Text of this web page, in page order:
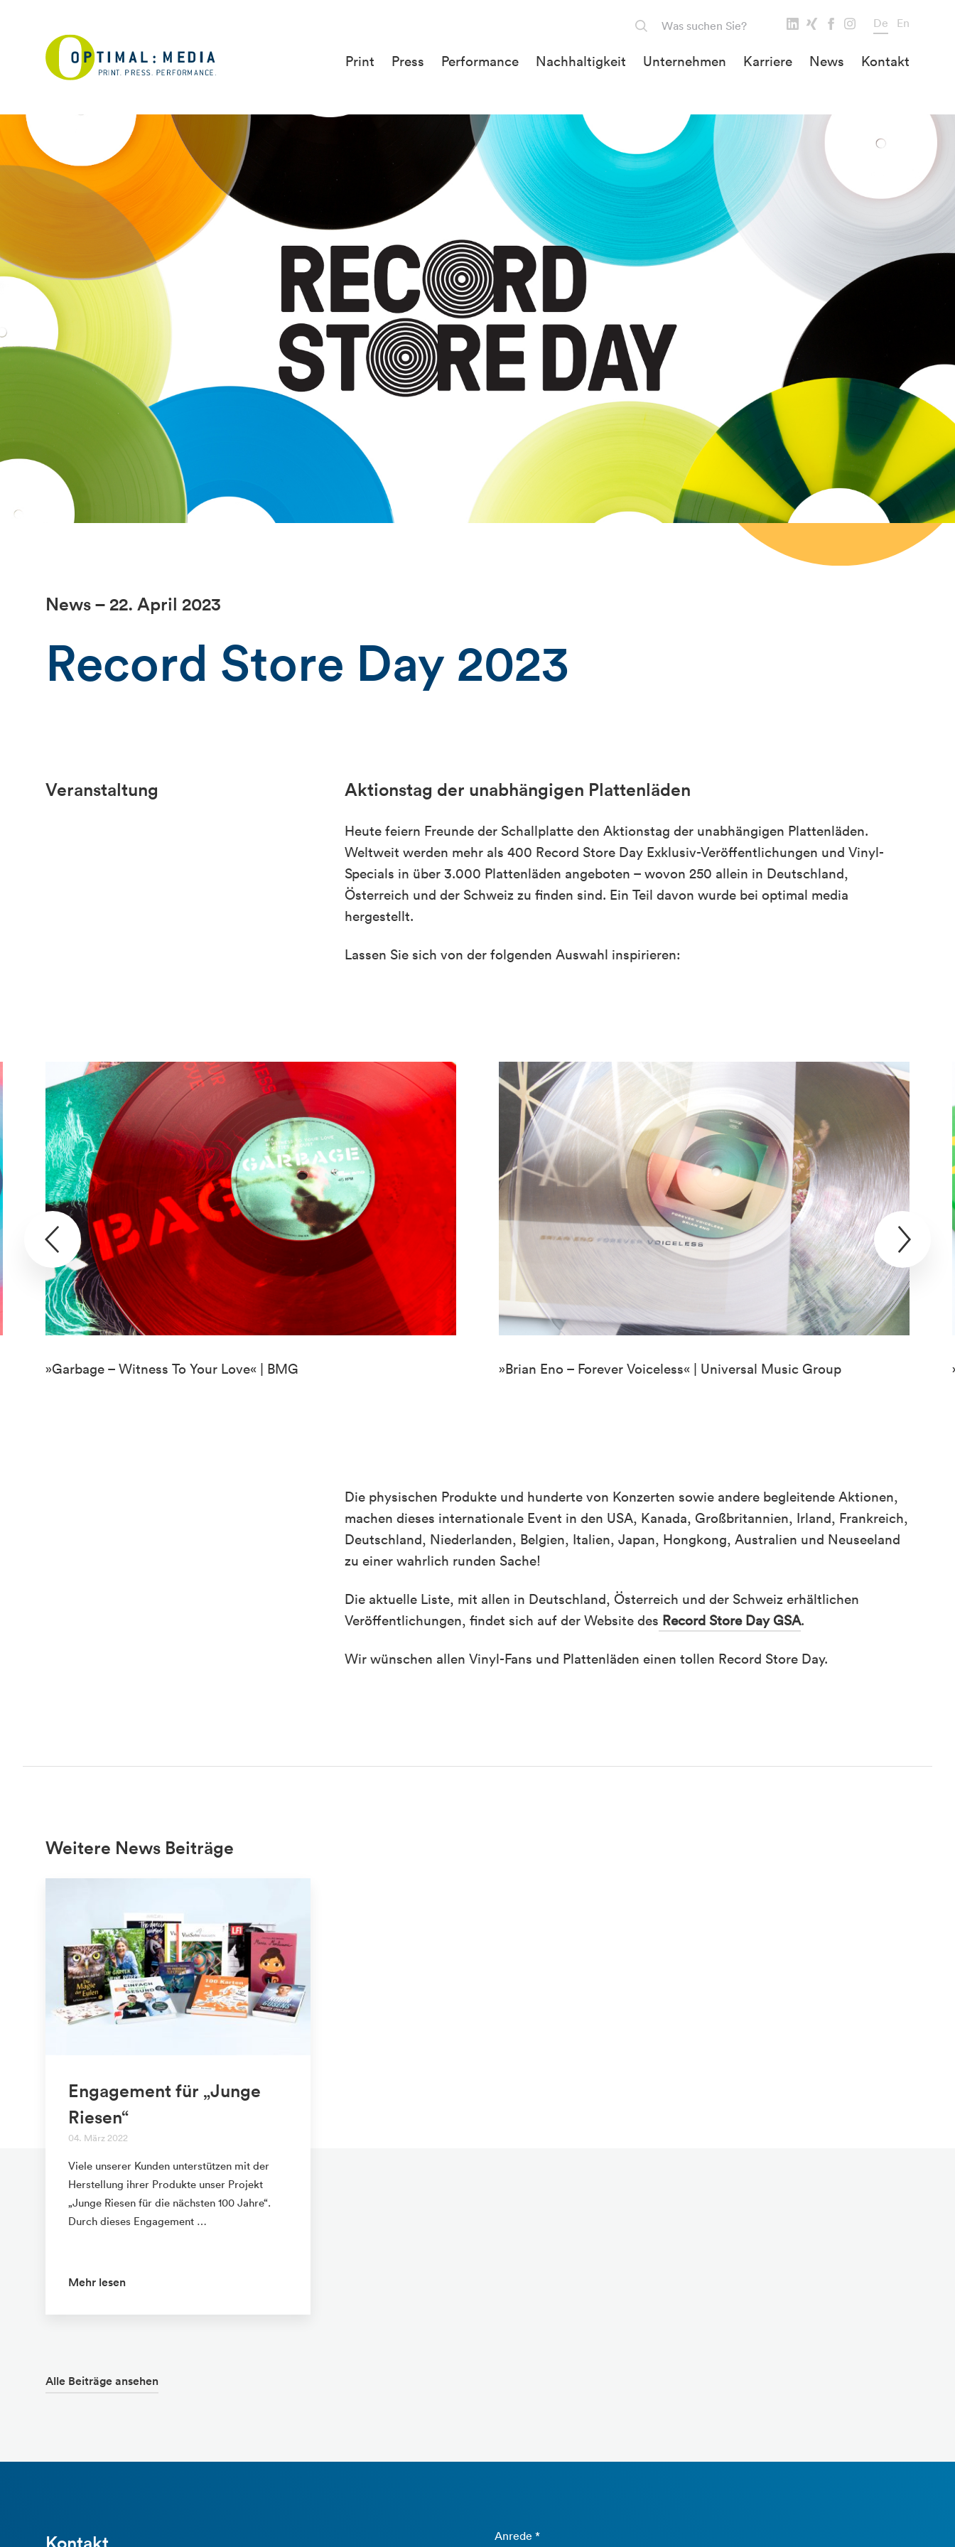
De En
Print Press Performance Nachhaltigkeit Unternehmen Karriere News Kontakt
News – 22. April 2023
Record Store Day 2023
Veranstaltung Aktionstag der unabhängigen Plattenläden
Heute feiern Freunde der Schallplatte den Aktionstag der unabhängigen Plattenläden.
Weltweit werden mehr als 400 Record Store Day Exklusiv-Veröffentlichungen und Vinyl-
Specials in über 3.000 Plattenläden angeboten – wovon 250 allein in Deutschland,
Österreich und der Schweiz zu finden sind. Ein Teil davon wurde bei optimal media
hergestellt.
Lassen Sie sich von der folgenden Auswahl inspirieren:
»Garbage – Witness To Your Love« | BMG »Brian Eno – Forever Voiceless« | Universal Music Group
Die physischen Produkte und hunderte von Konzerten sowie andere begleitende Aktionen,
machen dieses internationale Event in den USA, Kanada, Großbritannien, Irland, Frankreich,
Deutschland, Niederlanden, Belgien, Italien, Japan, Hongkong, Australien und Neuseeland
zu einer wahrlich runden Sache!
Die aktuelle Liste, mit allen in Deutschland, Österreich und der Schweiz erhältlichen
Veröffentlichungen, findet sich auf der Website des Record Store Day GSA.
Wir wünschen allen Vinyl-Fans und Plattenläden einen tollen Record Store Day.
Weitere News Beiträge
Engagement für „Junge
Riesen“
04. März 2022
Viele unserer Kunden unterstützen mit der
Herstellung ihrer Produkte unser Projekt
„Junge Riesen für die nächsten 100 Jahre“.
Durch dieses Engagement …
Mehr lesen
Alle Beiträge ansehen
Anrede *